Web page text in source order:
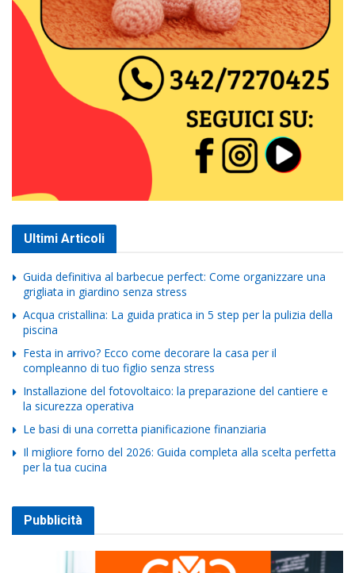
Ultimi Articoli
Guida definitiva al barbecue perfect: Come organizzare una
grigliata in giardino senza stress
Acqua cristallina: La guida pratica in 5 step per la pulizia della
piscina
Festa in arrivo? Ecco come decorare la casa per il
compleanno di tuo figlio senza stress
Installazione del fotovoltaico: la preparazione del cantiere e
la sicurezza operativa
Le basi di una corretta pianificazione finanziaria
Il migliore forno del 2026: Guida completa alla scelta perfetta
per la tua cucina
Pubblicità